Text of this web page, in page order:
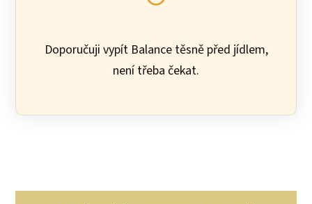
Doporučuji vypít Balance těsně před jídlem,
není třeba čekat.